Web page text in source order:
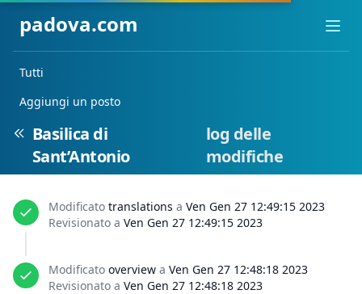
padova.com
Tutti
Aggiungi un posto
Basilica di
Sant’Antonio
log delle
modifiche
Modificato translations a Ven Gen 27 12:49:15 2023
Revisionato a Ven Gen 27 12:49:15 2023
Modificato overview a Ven Gen 27 12:48:18 2023
Revisionato a Ven Gen 27 12:48:18 2023